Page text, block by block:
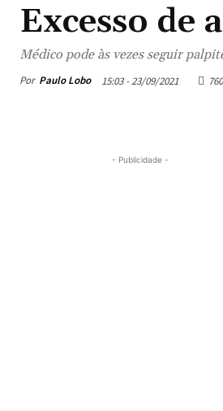
Excesso de
Médico pode às vezes seguir
Por Paulo Lobo 15:03 - 23/09/2021 760
- Publicidade -